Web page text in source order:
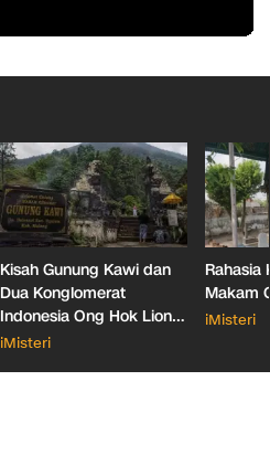
Kisah Gunung Kawi dan
Dua Konglomerat
Indonesia Ong Hok Liong
hingga Liem Sioe Liong
iMisteri
Rahasia
Makam
iMisteri